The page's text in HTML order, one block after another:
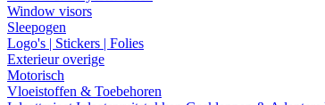
Window visors
Sleepogen
Logo's | Stickers | Folies
Exterieur overige
Motorisch
Vloeistoffen & Toebehoren